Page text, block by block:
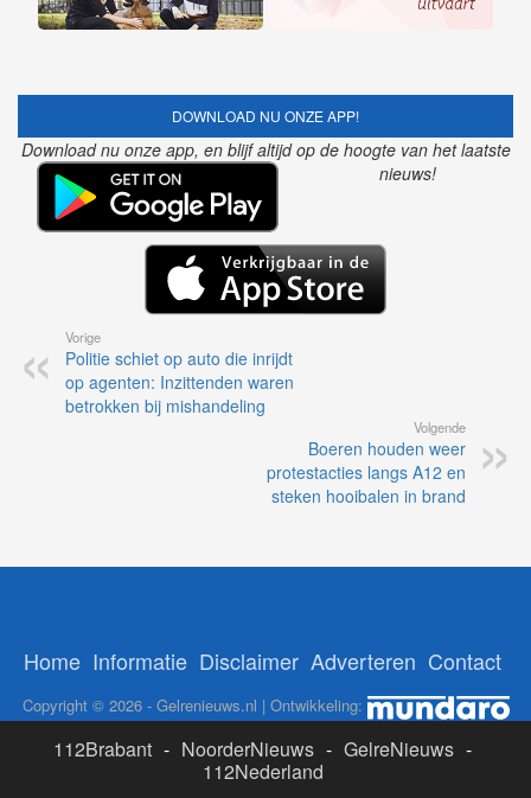
DOWNLOAD NU ONZE APP!
Download nu onze app, en blijf altijd op de hoogte van het laatste
nieuws!
Vorige
Politie schiet op auto die inrijdt
op agenten: Inzittenden waren
betrokken bij mishandeling
Volgende
Boeren houden weer
protestacties langs A12 en
steken hooibalen in brand
Home Informatie Disclaimer Adverteren Contact
Copyright © 2026 - Gelrenieuws.nl | Ontwikkeling:
112Brabant - NoorderNieuws - GelreNieuws -
112Nederland